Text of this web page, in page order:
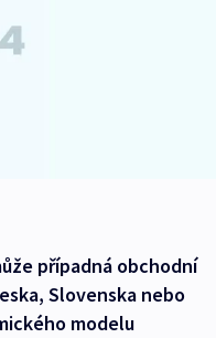
případná obchodní
Slovenska nebo
modelu